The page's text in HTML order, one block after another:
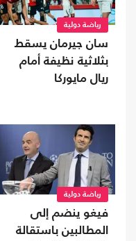
رياضة دولية
سان جيرمان يسقط
بثلاثية نظيفة أمام
ريال مايوركا
رياضة دولية
فيغو ينضم إلى
المطالبين باستقالة